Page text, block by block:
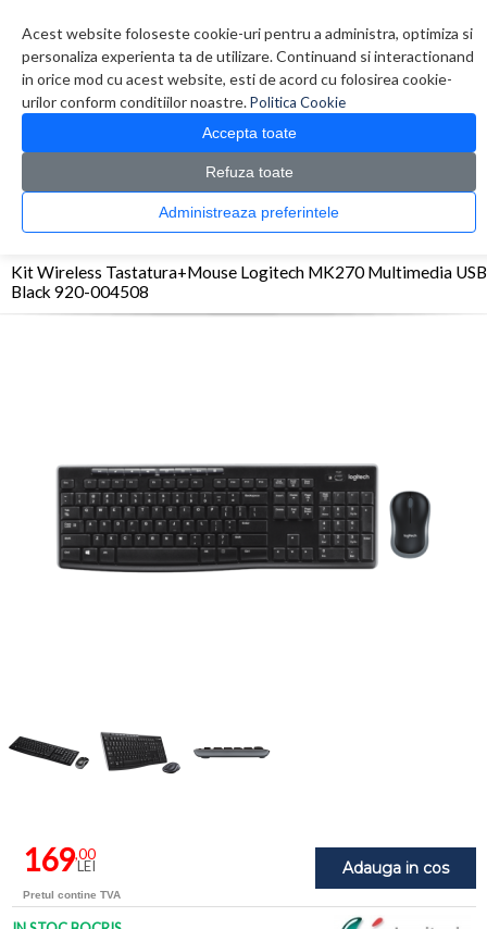
Acest website foloseste cookie-uri pentru a administra, optimiza si
personaliza experienta ta de utilizare. Continuand si interactionand
in orice mod cu acest website, esti de acord cu folosirea cookie-
urilor conform conditiilor noastre.Politica Cookie
Accepta toate
Refuza toate
Administreaza preferintele
0 produs(e)
CATALOG PRODUSE
> Kit Tastatura-Mouse > Kit Wireless Tastatura+Mouse
Kit Wireless Tastatura+Mouse Logitech MK270 Multimedia USB
Black 920-004508
Adauga in cos
169,00
LEI
Pretul contine TVA